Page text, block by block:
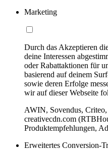
Marketing
Durch das Akzeptieren
deine Interessen
oder Rabattaktionen für
basierend auf deinem
sowie deren Erfolge
wir auf dieser Webseite
AWIN, Sovendus,
creativecdn.com
Produktempfehlungen,
Erweitertes Conversion-